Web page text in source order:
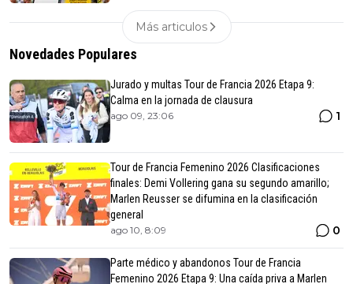
Más articulos
Novedades Populares
Jurado y multas Tour de Francia 2026 Etapa 9:
Calma en la jornada de clausura
ago 09, 23:06 1
Tour de Francia Femenino 2026 Clasificaciones
finales: Demi Vollering gana su segundo amarillo;
Marlen Reusser se difumina en la clasificación
general
ago 10, 8:09 0
Parte médico y abandonos Tour de Francia
Femenino 2026 Etapa 9: Una caída priva a Marlen